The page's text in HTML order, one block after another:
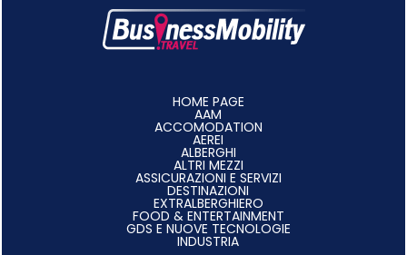
HOME PAGE
AAM
ACCOMODATION
AEREI
ALBERGHI
ALTRI MEZZI
ASSICURAZIONI E SERVIZI
DESTINAZIONI
EXTRALBERGHIERO
FOOD & ENTERTAINMENT
GDS E NUOVE TECNOLOGIE
INDUSTRIA